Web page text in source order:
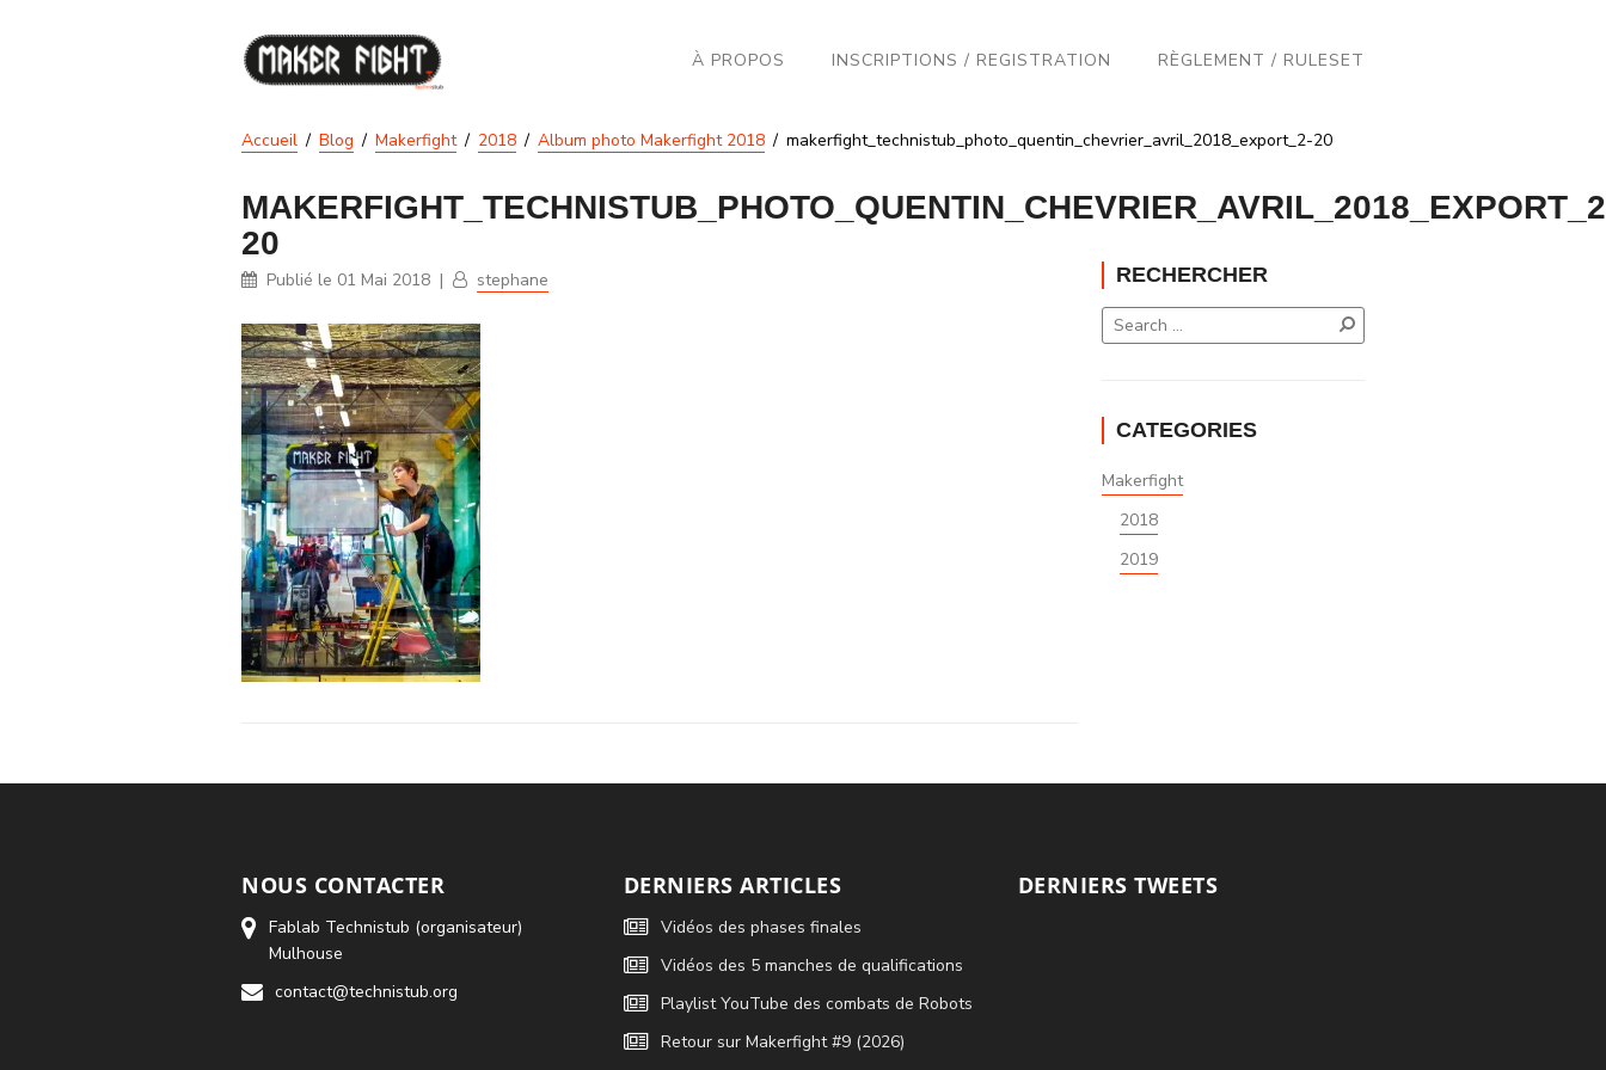
À PROPOS INSCRIPTIONS / REGISTRATION RÈGLEMENT / RULESET
Accueil Blog Makerfight 2018 Album photo Makerfight 2018 makerfight_technistub_photo_quentin_chevrier_avril_2018_export_2-20
20
Publié le 01 Mai 2018 | stephane RECHERCHER
CATEGORIES
Makerfight
2018
2019
NOUS CONTACTER
Fablab Technistub (organisateur)
Mulhouse
contact@technistub.org
DERNIERS ARTICLES
Vidéos des phases finales
Vidéos des 5 manches de qualifications
Playlist YouTube des combats de Robots
Retour sur Makerfight #9 (2026)
DERNIERS TWEETS